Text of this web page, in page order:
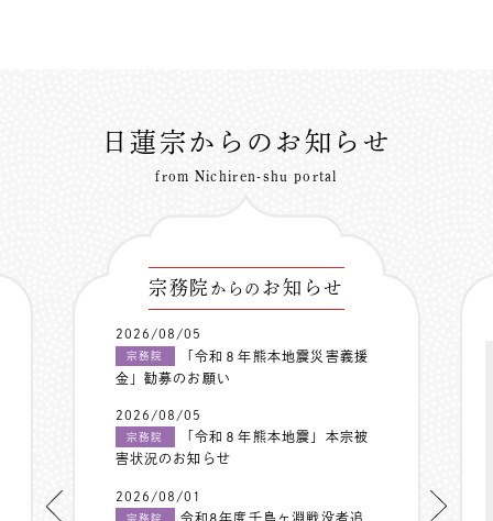
日蓮宗からのお知らせ
from Nichiren-shu portal
宗務院 からの お知らせ
2026/08/05
宗務院
「令和８年熊本地震災害義援
金」勧募のお願い
2026/08/05
宗務院
「令和８年熊本地震」本宗被
害状況のお知らせ
2026/08/01
宗務院
令和8年度千鳥ヶ淵戦没者追